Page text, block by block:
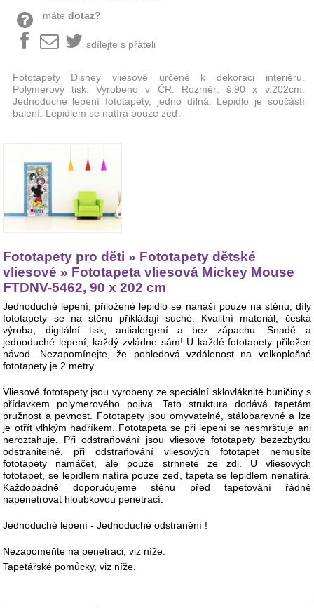
máte dotaz?
sdílejte s přáteli
Fototapety Disney vliesové určené k dekoraci interiéru.
Polymerový tisk. Vyrobeno v ČR. Rozměr: š.90 x v.202cm.
Jednoduché lepení fototapety, jedno dílná. Lepidlo je součástí
balení. Lepidlem se natírá pouze zeď.
Fototapety pro děti » Fototapety dětské
vliesové » Fototapeta vliesová Mickey Mouse
FTDNV-5462, 90 x 202 cm
Jednoduché lepení, přiložené lepidlo se nanáší pouze na stěnu, díly
fototapety se na stěnu přikládají suché. Kvalitní materiál, česká
výroba, digitální tisk, antialergení a bez zápachu. Snadé a
jednoduché lepení, každý zvládne sám! U každé fototapety přiložen
návod. Nezapomínejte, že pohledová vzdálenost na velkoplošné
fototapety je 2 metry.
Vliesové fototapety jsou vyrobeny ze speciální sklovláknité buničiny s
přídavkem polymerového pojiva. Tato struktura dodává tapetám
pružnost a pevnost. Fototapety jsou omyvatelné, stálobarevné a lze
je otřít vlhkým hadříkem. Fototapeta se při lepení se nesmršťuje ani
neroztahuje. Při odstraňování jsou vliesové fototapety bezezbytku
odstranitelné, při odstraňování vliesových fototapet nemusíte
fototapety namáčet, ale pouze strhnete ze zdi. U vliesových
fototapet, se lepidlem natírá pouze zeď, tapeta se lepidlem nenatírá.
Každopádně doporučujeme stěnu před tapetování řádně
napenetrovat hloubkovou penetrací.
Jednoduché lepení - Jednoduché odstranění !
Nezapomeňte na penetraci, viz níže.
Tapetářské pomůcky, viz níže.